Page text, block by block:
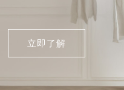
立即了解